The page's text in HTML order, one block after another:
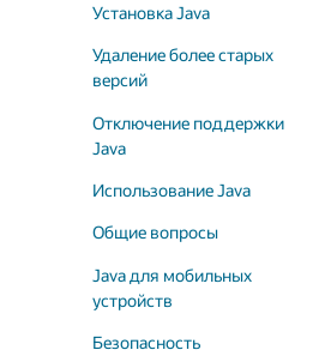
Установка Java
Удаление более старых
версий
Отключение поддержки
Java
Использование Java
Общие вопросы
Java для мобильных
устройств
Безопасность